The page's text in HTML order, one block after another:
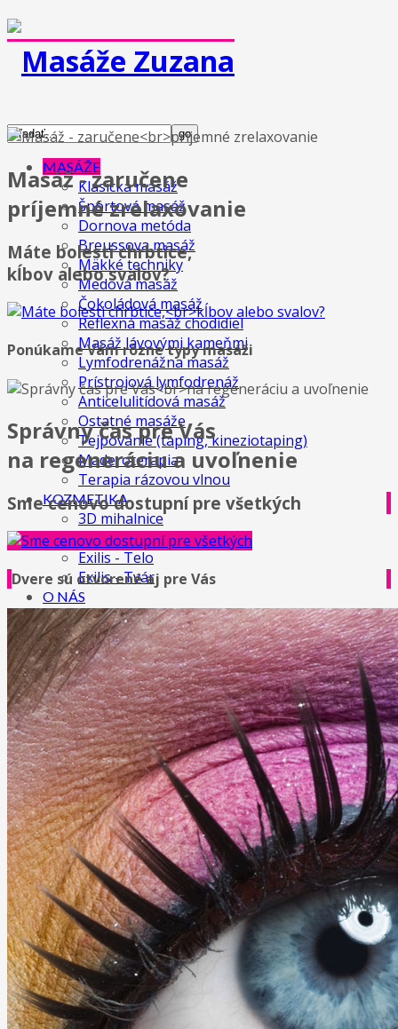
MASÁŽE
Klasická masáž
Športová masáž
Dornova metóda
Breussova masáž
Mäkké techniky
Medová masáž
Čokoládová masáž
Reflexná masáž chodidiel
Masáž lávovými kameňmi
Lymfodrenážna masáž
Prístrojová lymfodrenáž
Anticelulitídová masáž
Ostatné masáže
Tejpovanie (taping, kineziotaping)
Maderoterapia
Terapia rázovou vlnou
KOZMETIKA
3D mihalnice
IPL procedúry
Exilis - Telo
Exilis - Tvár
O NÁS
GALÉRIA
CENNÍK
Cenník masáži
Cenník kozmetických služieb
Cenník Exilis Elitte
KONTAKT
Masáž - zaručene
príjemné zrelaxovanie
Máte bolesti chrbtice,
kĺbov alebo svalov?
Ponúkame Vám rôzne typy masáži
Správny čas pre Vás
na regeneráciu a uvoľnenie
Sme cenovo dostupní pre všetkých
Dvere sú otvorené aj pre Vás